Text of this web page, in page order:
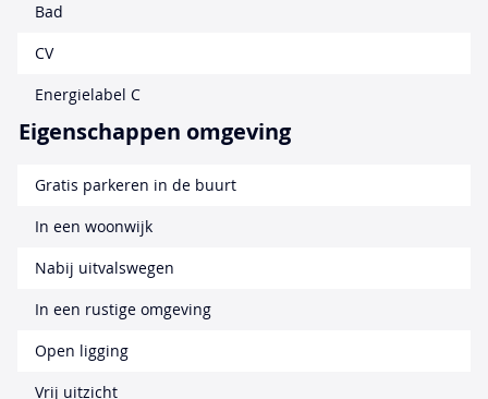
Bad
CV
Energielabel C
Eigenschappen omgeving
Gratis parkeren in de buurt
In een woonwijk
Nabij uitvalswegen
In een rustige omgeving
Open ligging
Vrij uitzicht